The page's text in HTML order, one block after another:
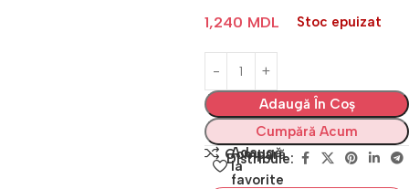
1,240 MDL Stoc epuizat
Adaugă În Coș
Cumpără Acum
Compară
Adaugă
la
favorite
Distribuie: